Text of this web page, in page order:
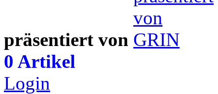
präsentiert von
0 Artikel
Login